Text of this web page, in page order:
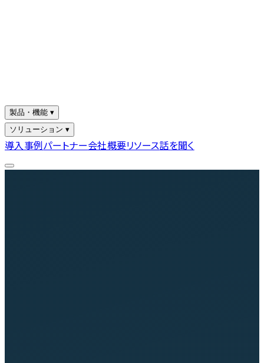
製品・機能 ▾
ソリューション ▾
導入事例パートナー会社概要リソース話を聞く